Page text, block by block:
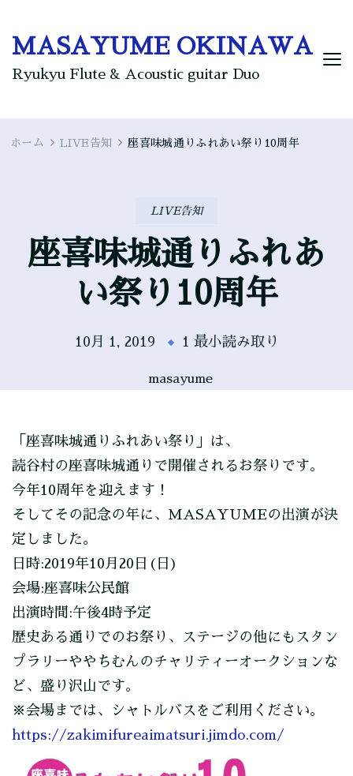
MASAYUME OKINAWA
Ryukyu Flute & Acoustic guitar Duo
ホーム LIVE告知 座喜味城通りふれあい祭り10周年
LIVE告知
座喜味城通りふれあ
い祭り10周年
10月 1, 2019 1 最小読み取り
masayume
「座喜味城通りふれあい祭り」は、
読谷村の座喜味城通りで開催されるお祭りです。
今年10周年を迎えます！
そしてその記念の年に、MASAYUMEの出演が決
定しました。
日時:2019年10月20日(日)
会場:座喜味公民館
出演時間:午後4時予定
歴史ある通りでのお祭り、ステージの他にもスタン
プラリーややちむんのチャリティーオークションな
ど、盛り沢山です。
※会場までは、シャトルバスをご利用ください。
https://zakimifureaimatsuri.jimdo.com/